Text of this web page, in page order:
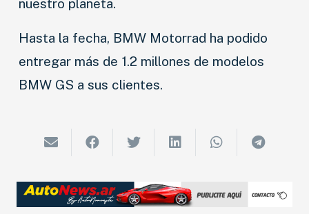
nuestro planeta.
Hasta la fecha, BMW Motorrad ha podido
entregar más de 1.2 millones de modelos
BMW GS a sus clientes.